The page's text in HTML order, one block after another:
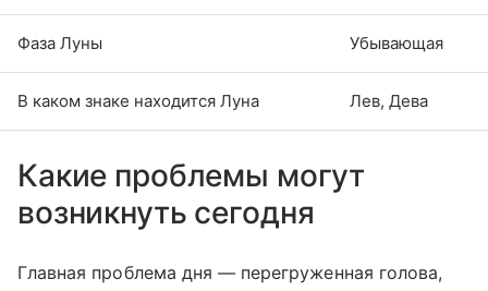
Фаза Луны Убывающая
В каком знаке находится Луна Лев, Дева
Какие проблемы могут
возникнуть сегодня
Главная проблема дня — перегруженная голова,